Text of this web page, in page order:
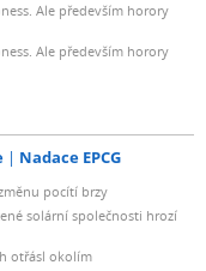
Ale především horory
Ale především horory
Nadace EPCG
pocítí brzy
solární společnosti hrozí
otřásl okolím